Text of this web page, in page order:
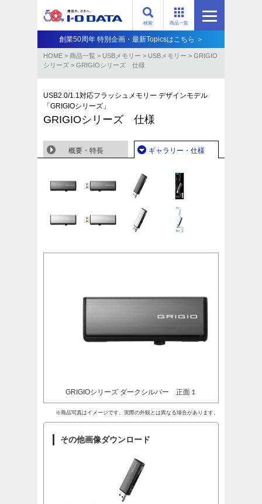
商品一覧
検索
創業50周年 特別企画・最新Topicsはこちら ＞
HOME > 商品一覧 > USBメモリー > USBメモリー > GRIGIO
シリーズ > GRIGIOシリーズ 仕様
USB2.0/1.1対応フラッシュメモリー デザインモデル
「GRIGIOシリーズ」
GRIGIOシリーズ 仕様
概要・特長 ギャラリー・仕様
GRIGIOシリーズ ダークシルバー 正面１
※商品写真はイメージです。実際の外観とは異なる場合があります。
その他画像ダウンロード